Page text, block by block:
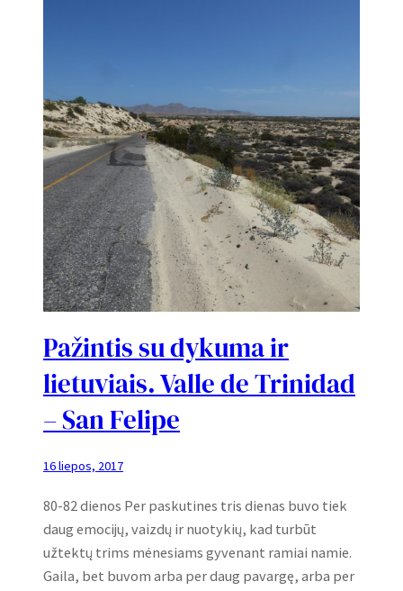
Pažintis su dykuma ir
lietuviais. Valle de Trinidad
– San Felipe
16 liepos, 2017
80-82 dienos Per paskutines tris dienas buvo tiek
daug emocijų, vaizdų ir nuotykių, kad turbūt
užtektų trims mėnesiams gyvenant ramiai namie.
Gaila, bet buvom arba per daug pavargę, arba per